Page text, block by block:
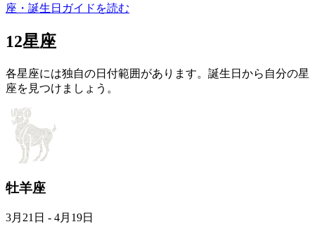
座・誕生日ガイドを読む
12星座
各星座には独自の日付範囲があります。誕生日から自分の星
座を見つけましょう。
牡羊座
3月21日 - 4月19日